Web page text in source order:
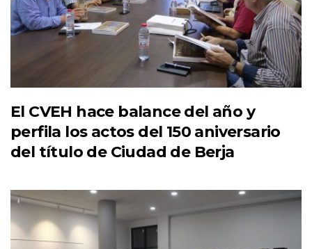
El CVEH hace balance del año y
perfila los actos del 150 aniversario
del título de Ciudad de Berja